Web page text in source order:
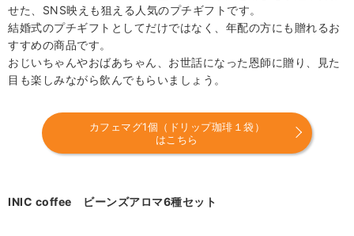
せた、SNS映えも狙える人気のプチギフトです。
結婚式のプチギフトとしてだけではなく、年配の方にも贈れるお
すすめの商品です。
おじいちゃんやおばあちゃん、お世話になった恩師に贈り、見た
目も楽しみながら飲んでもらいましょう。
カフェマグ1個（ドリップ珈琲１袋）
はこちら
INIC coffee ビーンズアロマ6種セット